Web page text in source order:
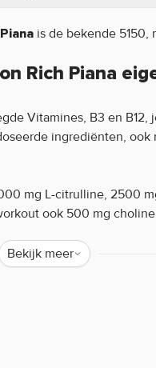
is de bekende 5150,
Rich Piana
Vitamines, B3 en B12,
ingrediënten,
mg L-citrulline, 2500
ook 500 mg
de nieuwe 5150
Bekijk meer